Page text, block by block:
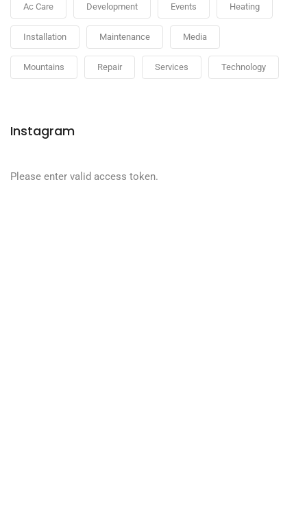
Ac Care Development Events Heating
Installation Maintenance Media
Mountains Repair Services Technology
Instagram
Please enter valid access token.